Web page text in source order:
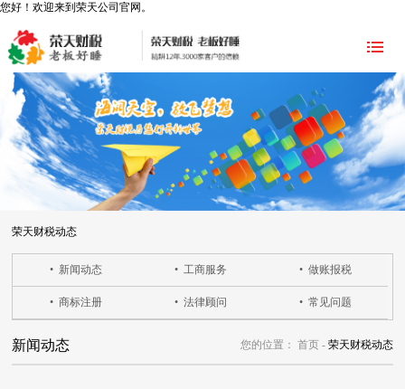
您好！欢迎来到荣天公司官网。
荣天财税动态
• 新闻动态 • 工商服务 • 做账报税
• 商标注册 • 法律顾问 • 常见问题
新闻动态 您的位置： 首页 -荣天财税动态